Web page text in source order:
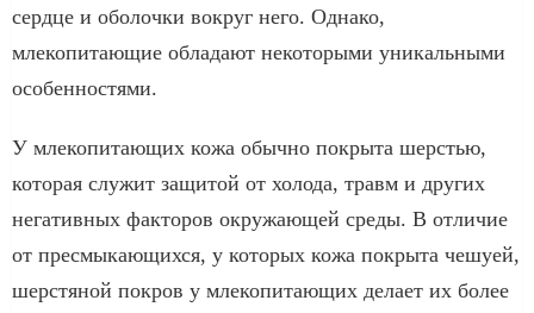
сердце и оболочки вокруг него. Однако,
млекопитающие обладают некоторыми уникальными
особенностями.
У млекопитающих кожа обычно покрыта шерстью,
которая служит защитой от холода, травм и других
негативных факторов окружающей среды. В отличие
от пресмыкающихся, у которых кожа покрыта чешуей,
шерстяной покров у млекопитающих делает их более